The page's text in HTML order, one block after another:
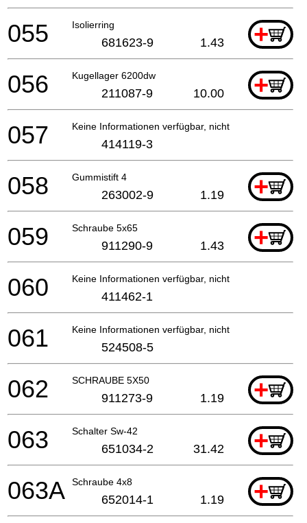
Isolierring +
055 681623-9 1.43
Kugellager 6200dw +
056 211087-9 10.00
Keine Informationen verfügbar, nicht bestellbar
057 414119-3
Gummistift 4 +
058 263002-9 1.19
Schraube 5x65 +
059 911290-9 1.43
Keine Informationen verfügbar, nicht bestellbar
060 411462-1
Keine Informationen verfügbar, nicht bestellbar
061 524508-5
SCHRAUBE 5X50 +
062 911273-9 1.19
Schalter Sw-42 +
063 651034-2 31.42
Schraube 4x8 +
063A 652014-1 1.19